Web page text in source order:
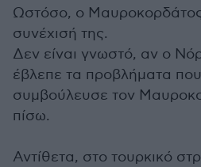
Ωστόσο, ο Μαυροκορδάτος
συνέχισή της.
Δεν είναι γνωστό, αν ο
έβλεπε τα προβλήματα
συμβούλευσε τον
πίσω.
Αντίθετα, στο τουρκικό